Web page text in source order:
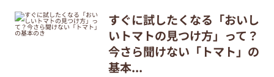
すぐに試したくなる「おいし
いトマトの見つけ方」って？
今さら聞けない「トマト」の
基本...